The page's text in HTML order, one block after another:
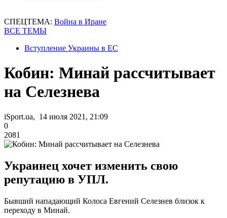
СПЕЦТЕМА: Война в Иране
ВСЕ ТЕМЫ
Вступление Украины в ЕС
Кобин: Минай рассчитывает
на Селезнева
iSport.ua, 14 июля 2021, 21:09
0
2081
Украинец хочет изменить свою
репутацию в УПЛ.
Бывший нападающий Колоса Евгений Селезнев близок к
переходу в Минай.